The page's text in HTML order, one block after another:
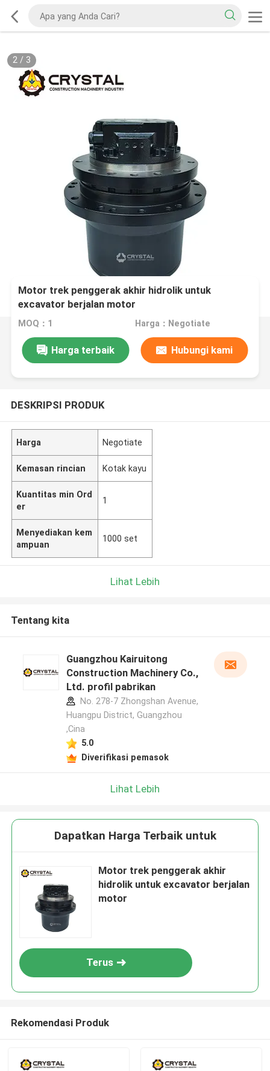
2/ 3
Motor trek penggerak akhir hidrolik untuk
excavator berjalan motor
MOQ：1 Harga：Negotiate
Harga terbaik Hubungi kami
DESKRIPSI PRODUK
Harga Negotiate
Kemasan rincian Kotak kayu
Kuantitas min Ord
er
1
Menyediakan kem
ampuan
1000 set
Lihat Lebih
Tentang kita
Guangzhou Kairuitong
Construction Machinery Co.,
Ltd. profil pabrikan
No. 278-7 Zhongshan Avenue,
Huangpu District, Guangzhou
,Cina
5.0
Diverifikasi pemasok
Lihat Lebih
Dapatkan Harga Terbaik untuk
Motor trek penggerak akhir
hidrolik untuk excavator berjalan
motor
Terus
Rekomendasi Produk